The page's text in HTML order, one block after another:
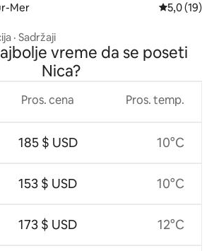
Mer Prosečna
5,0 (19)
· Sadržaji
vreme da se poseti
Nica?
Pros. cena
185 $ USD
153 $ USD
173 $ USD
Pros. temp.
10°C
10°C
12°C